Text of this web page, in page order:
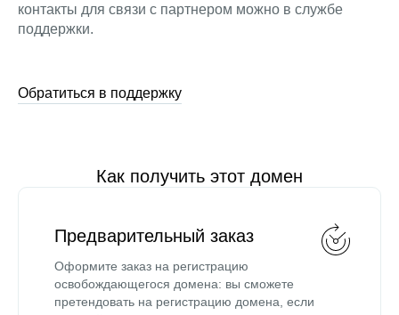
контакты для связи с партнером можно в службе
поддержки.
Обратиться в поддержку
Как получить этот домен
Предварительный заказ
Оформите заказ на регистрацию
освобождающегося домена: вы сможете
претендовать на регистрацию домена, если